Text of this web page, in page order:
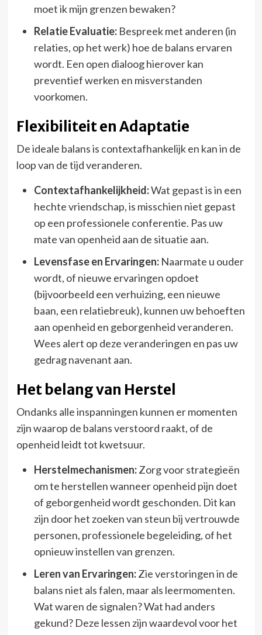
moet ik mijn grenzen bewaken?
Relatie Evaluatie:Bespreek met anderen (in
relaties, op het werk) hoe de balans ervaren
wordt. Een open dialoog hierover kan
preventief werken en misverstanden
voorkomen.
Flexibiliteit en Adaptatie
De ideale balans is contextafhankelijk en kan in de
loop van de tijd veranderen.
Contextafhankelijkheid:Wat gepast is in een
hechte vriendschap, is misschien niet gepast
op een professionele conferentie. Pas uw
mate van openheid aan de situatie aan.
Levensfase en Ervaringen:Naarmate u ouder
wordt, of nieuwe ervaringen opdoet
(bijvoorbeeld een verhuizing, een nieuwe
baan, een relatiebreuk), kunnen uw behoeften
aan openheid en geborgenheid veranderen.
Wees alert op deze veranderingen en pas uw
gedrag navenant aan.
Het belang van Herstel
Ondanks alle inspanningen kunnen er momenten
zijn waarop de balans verstoord raakt, of de
openheid leidt tot kwetsuur.
Herstelmechanismen:Zorg voor strategieën
om te herstellen wanneer openheid pijn doet
of geborgenheid wordt geschonden. Dit kan
zijn door het zoeken van steun bij vertrouwde
personen, professionele begeleiding, of het
opnieuw instellen van grenzen.
Leren van Ervaringen:Zie verstoringen in de
balans niet als falen, maar als leermomenten.
Wat waren de signalen? Wat had anders
gekund? Deze lessen zijn waardevol voor het